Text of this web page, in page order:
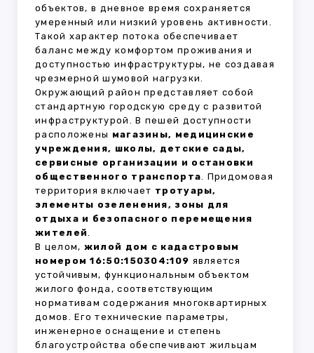
объектов, в дневное время сохраняется
умеренный или низкий уровень активности.
Такой характер потока обеспечивает
баланс между комфортом проживания и
доступностью инфраструктуры, не создавая
чрезмерной шумовой нагрузки.
Окружающий район представляет собой
стандартную городскую среду с развитой
инфраструктурой. В пешей доступности
расположены магазины, медицинские
учреждения, школы, детские сады,
сервисные организации и остановки
общественного транспорта. Придомовая
территория включает тротуары,
элементы озеленения, зоны для
отдыха и безопасного перемещения
жителей.
В целом, жилой дом с кадастровым
номером 16:50:150304:109 является
устойчивым, функциональным объектом
жилого фонда, соответствующим
нормативам содержания многоквартирных
домов. Его технические параметры,
инженерное оснащение и степень
благоустройства обеспечивают жильцам